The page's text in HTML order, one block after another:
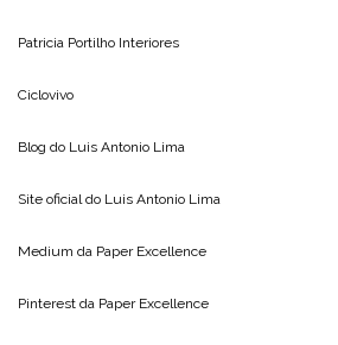
Patricia Portilho Interiores
Ciclovivo
Blog do Luis Antonio Lima
Site oficial do Luis Antonio Lima
Medium da Paper Excellence
Pinterest da Paper Excellence